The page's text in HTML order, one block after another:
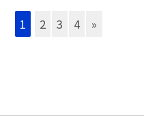
1 2 3 4 »